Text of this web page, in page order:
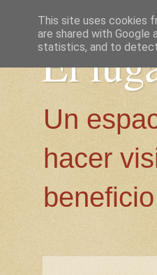
El
Un
hacer
This site uses cookies
are shared with
statistics, and to detect